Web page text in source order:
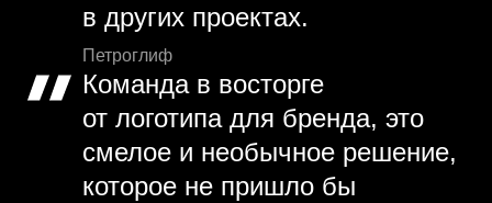
в других проектах.
Петроглиф
Команда в восторге
от логотипа для бренда, это
смелое и необычное решение,
которое не пришло бы